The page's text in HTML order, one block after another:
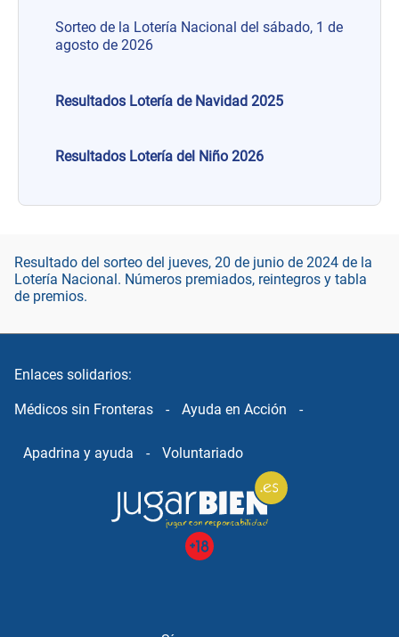
Resultado del sorteo del jueves, 20 de junio de 2024 de la
Lotería Nacional. Números premiados, reintegros y tabla
de premios.
Sorteo de la Lotería Nacional del sábado, 1 de
agosto de 2026
Resultados Lotería de Navidad 2025
Resultados Lotería del Niño 2026
Enlaces solidarios:
Médicos sin Fronteras - Ayuda en Acción -
Apadrina y ayuda - Voluntariado